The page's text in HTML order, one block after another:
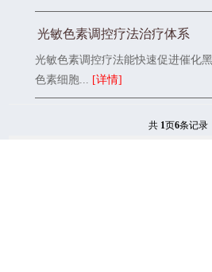
光敏色素调控疗法治疗体系
光敏色素调控疗法能快速促进催化
色素细胞... [详情]
共 1页6条记录